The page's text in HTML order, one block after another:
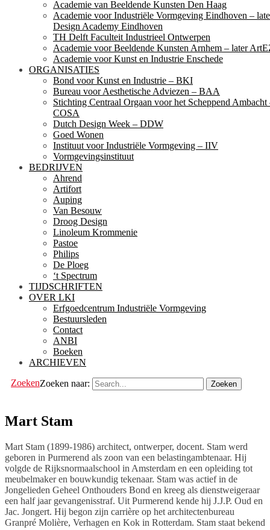
Academie van Beeldende Kunsten Den Haag
Academie voor Industriële Vormgeving Eindhoven –
Design Academy Eindhoven
TH Delft Faculteit Industrieel Ontwerpen
Academie voor Beeldende Kunsten Arnhem – later
Academie voor Kunst en Industrie Enschede
ORGANISATIES
Bond voor Kunst en Industrie – BKI
Bureau voor Aesthetische Adviezen – BAA
Stichting Centraal Orgaan voor het Scheppend Ambacht
COSA
Dutch Design Week – DDW
Goed Wonen
Instituut voor Industriële Vormgeving – IIV
Vormgevingsinstituut
BEDRIJVEN
Ahrend
Artifort
Auping
Van Besouw
Droog Design
Linoleum Krommenie
Pastoe
Philips
De Ploeg
‘t Spectrum
TIJDSCHRIFTEN
OVER LKI
Erfgoedcentrum Industriële Vormgeving
Bestuursleden
Contact
ANBI
Boeken
ARCHIEVEN
ZoekenZoeken naar:
Mart Stam
Mart Stam (1899-1986) architect, ontwerper, docent. Stam werd
geboren in Purmerend als zoon van een belastingambtenaar. Hij
volgde de Rijksnormaalschool in Amsterdam en een opleiding tot
meubelmaker en bouwkundig tekenaar. Stam was actief in de
Jongelieden Geheel Onthouders Bond en kreeg als dienstweigeraar
een half jaar gevangenisstraf. Uit Purmerend kende hij J.J.P. Oud en
Jac. Jongert. Hij begon zijn carrière op het architectenbureau
Granpré Molière, Verhagen en Kok in Rotterdam. Stam staat bekend